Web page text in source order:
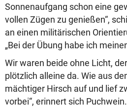
Sonnenaufgang schon eine
vollen Zügen zu genießen“,
an einen militärischen
„Bei der Übung habe ich
Wir waren beide ohne Licht,
plötzlich alleine da. Wie aus
mächtiger Hirsch auf und lief
vorbei“, erinnert sich